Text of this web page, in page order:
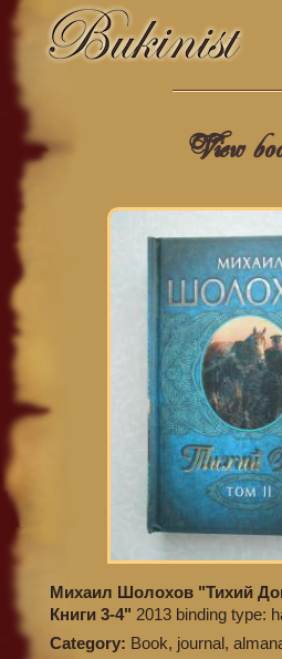
View
Михаил Шолохов "Тихий
Книги 3-4" 2013 binding type:
Category: Book, journal,